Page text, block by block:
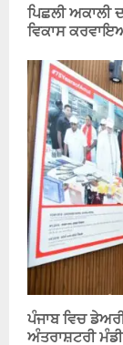
ਪਿਛਲੀ ਅਕਾਲੀ
ਵਿਕਾਸ
ਪੰਜਾਬ ਵਿਚ
ਅੰਤਰਾਸ਼ਟਰੀ